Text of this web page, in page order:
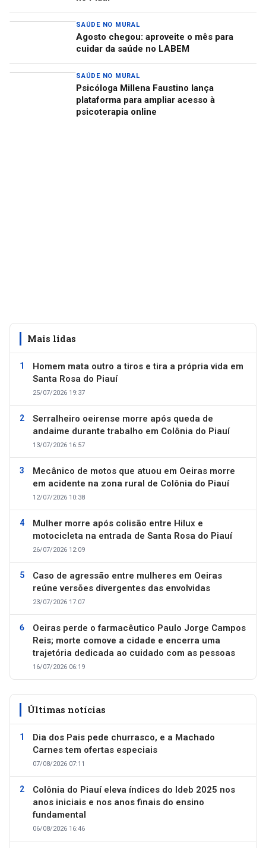
SAÚDE NO MURAL
Agosto chegou: aproveite o mês para
cuidar da saúde no LABEM
SAÚDE NO MURAL
Psicóloga Millena Faustino lança
plataforma para ampliar acesso à
psicoterapia online
Mais lidas
Homem mata outro a tiros e tira a própria vida em
Santa Rosa do Piauí
25/07/2026 19:37
Serralheiro oeirense morre após queda de
andaime durante trabalho em Colônia do Piauí
13/07/2026 16:57
Mecânico de motos que atuou em Oeiras morre
em acidente na zona rural de Colônia do Piauí
12/07/2026 10:38
Mulher morre após colisão entre Hilux e
motocicleta na entrada de Santa Rosa do Piauí
26/07/2026 12:09
Caso de agressão entre mulheres em Oeiras
reúne versões divergentes das envolvidas
23/07/2026 17:07
Oeiras perde o farmacêutico Paulo Jorge Campos
Reis; morte comove a cidade e encerra uma
trajetória dedicada ao cuidado com as pessoas
16/07/2026 06:19
Últimas notícias
Dia dos Pais pede churrasco, e a Machado
Carnes tem ofertas especiais
07/08/2026 07:11
Colônia do Piauí eleva índices do Ideb 2025 nos
anos iniciais e nos anos finais do ensino
fundamental
06/08/2026 16:46